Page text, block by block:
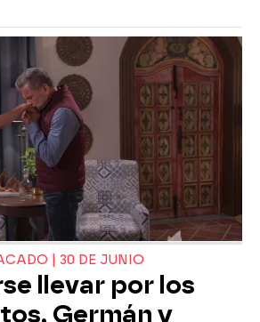
| 30 DE JUNIO
llevar por los
Germán y